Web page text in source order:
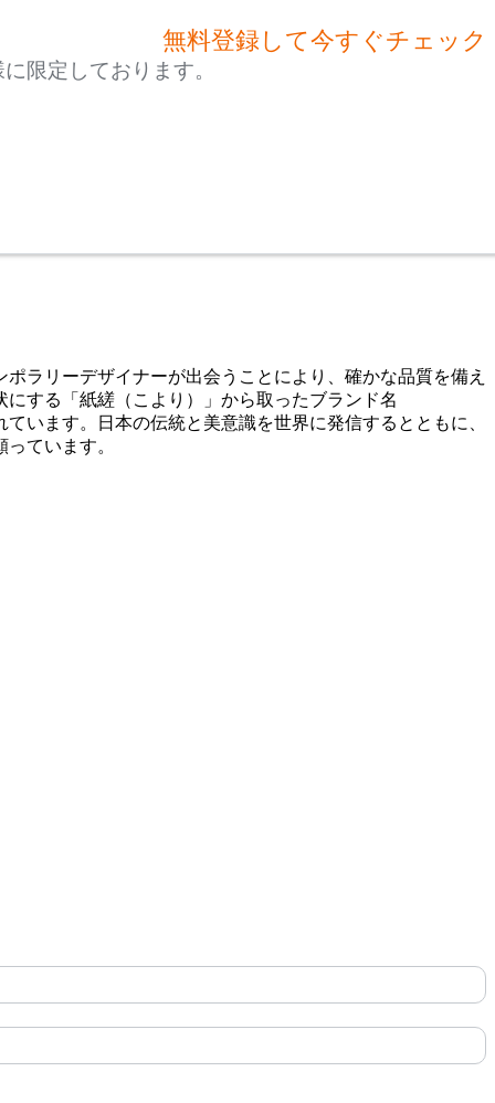
無料登録して今すぐチェック
限定しております。
ラリーデザイナーが出会うことにより、確かな品質を備え
する「紙縒（こより）」から取ったブランド名
います。日本の伝統と美意識を世界に発信するとともに、
ています。